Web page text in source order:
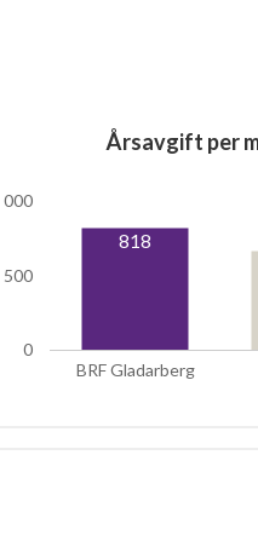
Årsavgift per
BRF Gladarberg
0
500
000
818